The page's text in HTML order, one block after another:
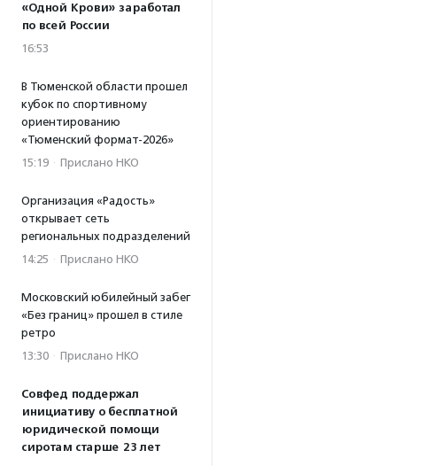
«Одной Крови» заработал
по всей России
16:53
В Тюменской области прошел
кубок по спортивному
ориентированию
«Тюменский формат-2026»
15:19 · Прислано НКО
Организация «Радость»
открывает сеть
региональных подразделений
14:25 · Прислано НКО
Московский юбилейный забег
«Без границ» прошел в стиле
ретро
13:30 · Прислано НКО
Совфед поддержал
инициативу о бесплатной
юридической помощи
сиротам старше 23 лет